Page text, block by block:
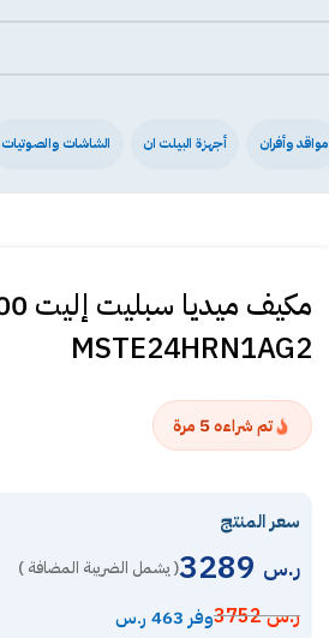
مواقد وأفران أجهزة البيلت ان الشاشات والصوتيات
MSTE24HRN1AG2
تم شراءه5 مرة
سعر المنتج
ر.س ( يشمل الضريبة المضافة )
ر.س3752 وفر 463 ر.س